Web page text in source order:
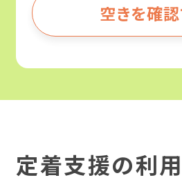
空きを確
定着支援の利